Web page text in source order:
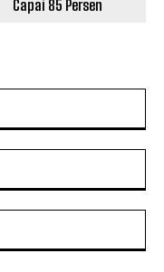
Capai 85 Persen